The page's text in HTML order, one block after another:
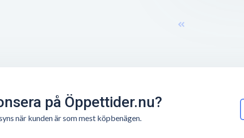
på Öppettider.nu?
när kunden är som mest köpbenägen.